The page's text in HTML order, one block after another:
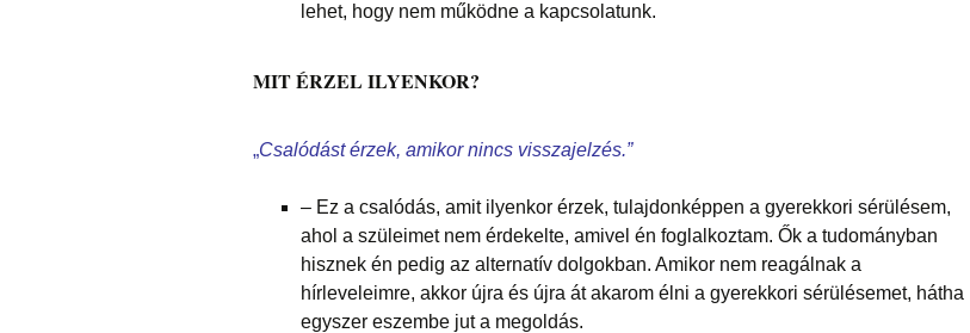
lehet, hogy nem működne a kapcsolatunk.
MIT ÉRZEL ILYENKOR?
„Csalódást érzek, amikor nincs visszajelzés.”
– Ez a csalódás, amit ilyenkor érzek, tulajdonképpen a gyerekkori sérülésem,
ahol a szüleimet nem érdekelte, amivel én foglalkoztam. Ők a tudományban
hisznek én pedig az alternatív dolgokban. Amikor nem reagálnak a
hírleveleimre, akkor újra és újra át akarom élni a gyerekkori sérülésemet, hátha
egyszer eszembe jut a megoldás.